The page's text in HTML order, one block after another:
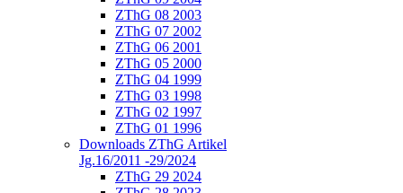
ZThG 08 2003
ZThG 07 2002
ZThG 06 2001
ZThG 05 2000
ZThG 04 1999
ZThG 03 1998
ZThG 02 1997
ZThG 01 1996
Downloads ZThG Artikel
Jg.16/2011 -29/2024
ZThG 29 2024